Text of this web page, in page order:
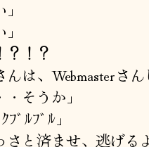
？！？
は、Webmasterさん
そうか」
ﾞﾙﾌﾞﾙ」
さと済ませ、逃げる